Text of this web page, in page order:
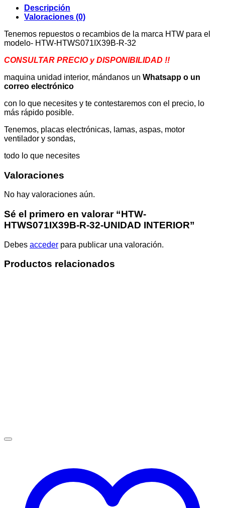
Descripción
Valoraciones (0)
Tenemos repuestos o recambios de la marca HTW para el
modelo- HTW-HTWS071IX39B-R-32
CONSULTAR PRECIO y DISPONIBILIDAD !!
maquina unidad interior, mándanos un Whatsapp o un
correo electrónico
con lo que necesites y te contestaremos con el precio, lo
más rápido posible.
Tenemos, placas electrónicas, lamas, aspas, motor
ventilador y sondas,
todo lo que necesites
Valoraciones
No hay valoraciones aún.
Sé el primero en valorar “HTW-
HTWS071IX39B-R-32-UNIDAD INTERIOR”
Debes acceder para publicar una valoración.
Productos relacionados